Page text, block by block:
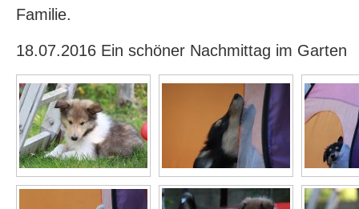
Familie.
18.07.2016 Ein schöner Nachmittag im Garten